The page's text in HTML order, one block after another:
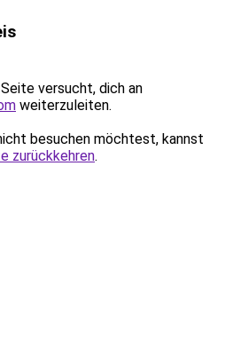
versucht, dich an
weiterzuleiten.
besuchen möchtest, kannst
zurückkehren.